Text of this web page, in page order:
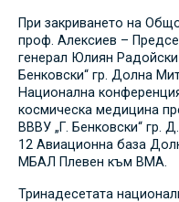
При закриването на
проф. Алексиев –
генерал Юлиян
Бенковски“ гр. Долна
Национална
космическа медицина
ВВВУ „Г. Бенковски“ гр.
12 Авиационна база
МБАЛ Плевен към ВМА.
Тринадесетата